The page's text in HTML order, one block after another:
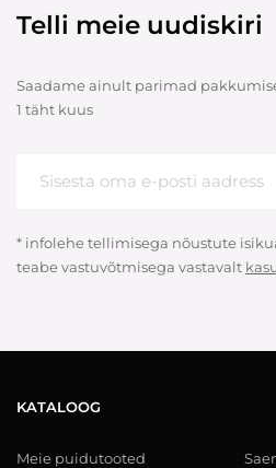
Telli meie uudiskiri
Saadame ainult parimad
1 täht kuus
* infolehe tellimisega nõustute
teabe vastuvõtmisega vastavalt
KATALOOG
Meie puidutooted